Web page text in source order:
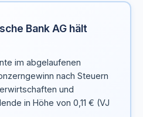
Bank AG hält
im abgelaufenen
nach Steuern
und
in Höhe von 0,11 € (VJ